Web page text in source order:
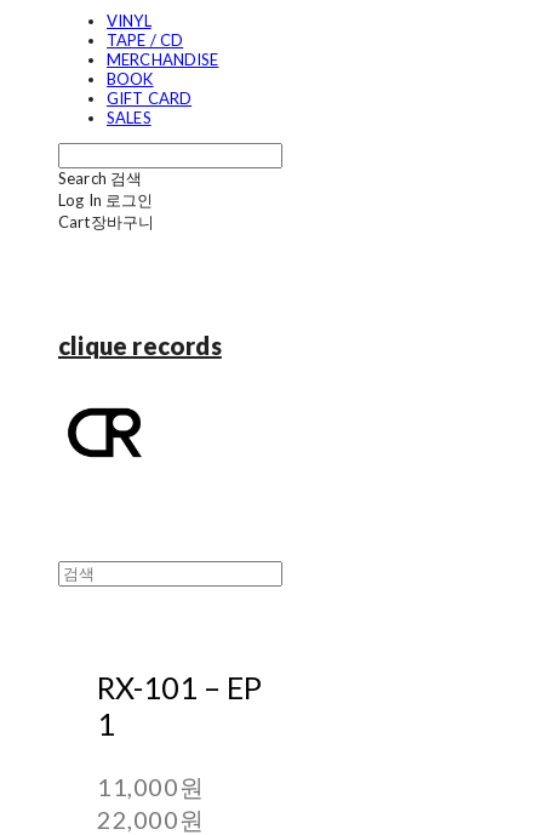
VINYL
TAPE / CD
MERCHANDISE
BOOK
GIFT CARD
SALES
Search 검색
Log In 로그인
Cart장바구니
clique records
RX-101 – EP
1
11,000원
22,000원